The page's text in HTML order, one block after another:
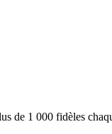
de 1 000 fidèles